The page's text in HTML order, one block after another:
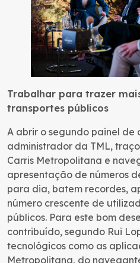
Trabalhar para trazer
transportes públicos
A abrir o segundo painel de
administrador da TML,
Carris Metropolitana e
apresentação de números
para dia, batem recordes,
número crescente de
públicos. Para este bom
contribuído, segundo Rui
tecnológicos como as
Metropolitana, do